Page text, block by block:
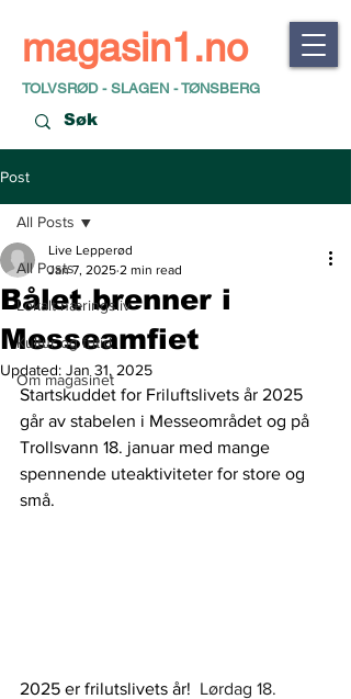
magasin1.no
TOLVSRØD - SLAGEN - TØNSBERG
Post
All Posts
Lokalt næringsliv
Kultur og fritid
Om magasinet
All Posts
Bålet brenner i
Messeamfiet
Live Lepperød
Jan 7, 2025 2 min read
Updated: Jan 31, 2025
Startskuddet for Friluftslivets år 2025
går av stabelen i Messeområdet og på
Trollsvann 18. januar med mange
spennende uteaktiviteter for store og
små.
2025 er frilutslivets år! Lørdag 18.